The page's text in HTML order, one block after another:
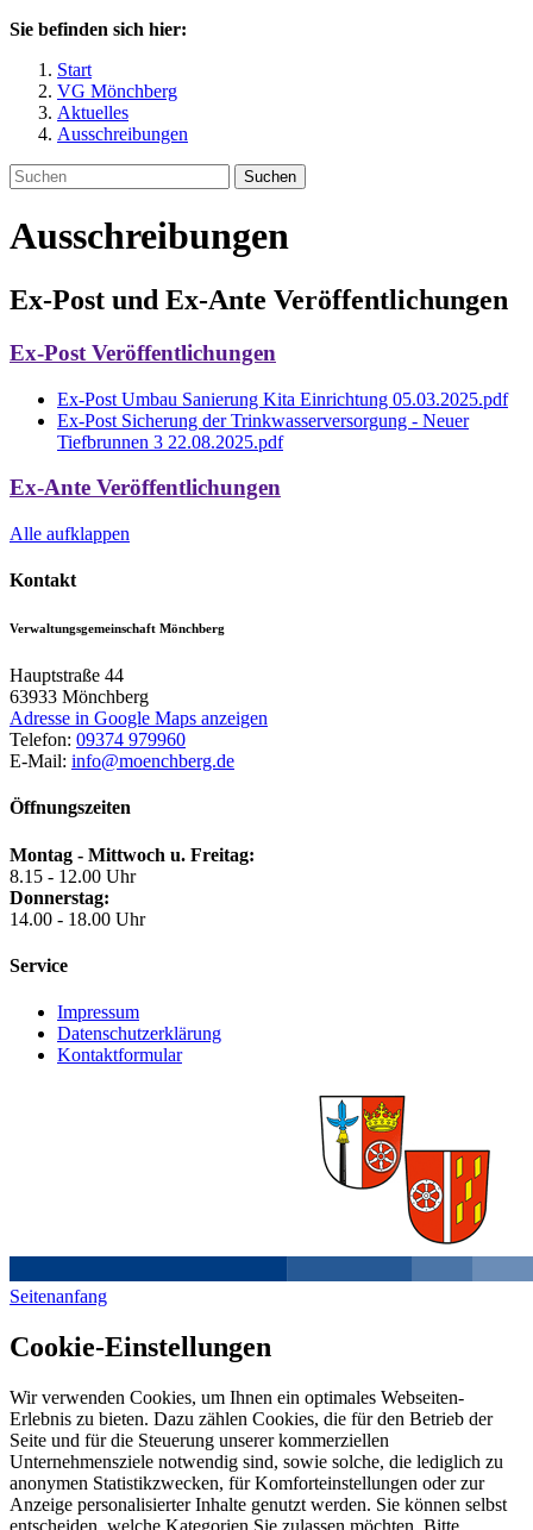
Sie befinden sich hier:
Start
VG Mönchberg
Aktuelles
Ausschreibungen
Suchen
Ausschreibungen
Ex-Post und Ex-Ante Veröffentlichungen
Ex-Post Veröffentlichungen
Ex-Post Umbau Sanierung Kita Einrichtung 05.03.2025.pdf
Ex-Post Sicherung der Trinkwasserversorgung - Neuer
Tiefbrunnen 3 22.08.2025.pdf
Ex-Ante Veröffentlichungen
Alle aufklappen
Kontakt
Verwaltungsgemeinschaft Mönchberg
Hauptstraße 44
63933 Mönchberg
Adresse in Google Maps anzeigen
Telefon: 09374 979960
E-Mail: info@moenchberg.de
Öffnungszeiten
Montag - Mittwoch u. Freitag:
8.15 - 12.00 Uhr
Donnerstag:
14.00 - 18.00 Uhr
Service
Impressum
Datenschutzerklärung
Kontaktformular
Seitenanfang
Cookie-Einstellungen
Wir verwenden Cookies, um Ihnen ein optimales Webseiten-
Erlebnis zu bieten. Dazu zählen Cookies, die für den Betrieb der
Seite und für die Steuerung unserer kommerziellen
Unternehmensziele notwendig sind, sowie solche, die lediglich zu
anonymen Statistikzwecken, für Komforteinstellungen oder zur
Anzeige personalisierter Inhalte genutzt werden. Sie können selbst
entscheiden, welche Kategorien Sie zulassen möchten. Bitte